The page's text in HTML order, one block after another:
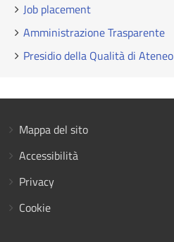
Job placement
Amministrazione Trasparente
Presidio della Qualità di Ateneo
Mappa del sito
Accessibilità
Privacy
Cookie